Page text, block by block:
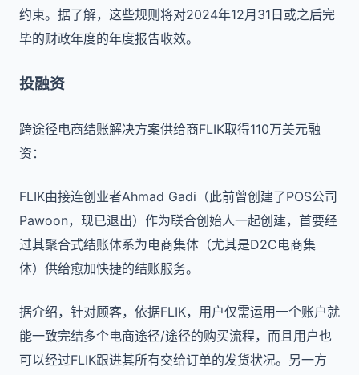
约束。据了解，这些规则将对2024年12月31日或之后完
毕的财政年度的年度报告收效。
投融资
跨途径电商结账解决方案供给商FLIK取得110万美元融
资：
FLIK由接连创业者Ahmad Gadi（此前曾创建了POS公司
Pawoon，现已退出）作为联合创始人一起创建，首要经
过其聚合式结账体系为电商集体（尤其是D2C电商集
体）供给愈加快捷的结账服务。
据介绍，针对顾客，依据FLIK，用户仅需运用一个账户就
能一致完结多个电商途径/途径的购买流程，而且用户也
可以经过FLIK跟进其所有交给订单的发货状况。另一方